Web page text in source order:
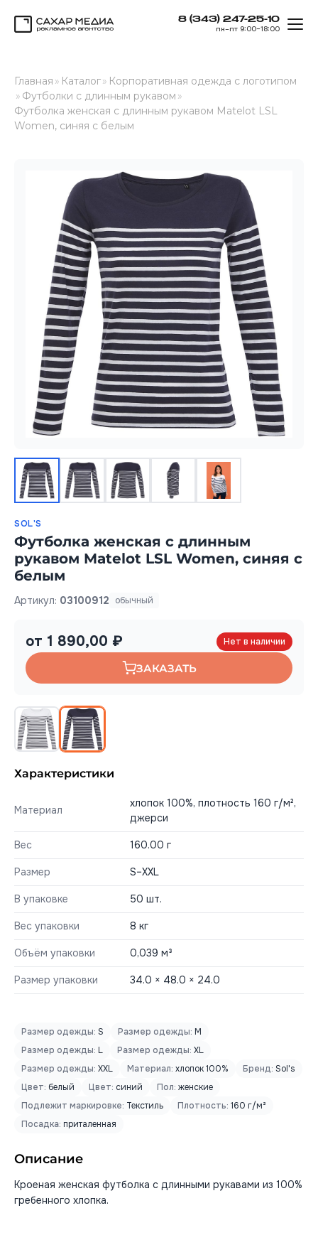
8 (343) 247-25-10
пн–пт 9:00–18:00
Главная » Каталог» Корпоративная одежда с логотипом
» Футболки с длинным рукавом »
Футболка женская с длинным рукавом Matelot LSL
Women, синяя с белым
SOL'S
Футболка женская с длинным
рукавом Matelot LSL Women, синяя с
белым
Артикул: 03100912 обычный
от 1 890,00 ₽ Нет в наличии
ЗАКАЗАТЬ
Характеристики
Материал
хлопок 100%, плотность 160 г/м²,
джерси
Вес 160.00 г
Размер S–ХXL
В упаковке 50 шт.
Вес упаковки 8 кг
Объём упаковки 0,039 м³
Размер упаковки 34.0 × 48.0 × 24.0
Размер одежды: S Размер одежды: M
Размер одежды: L Размер одежды: XL
Размер одежды: XXL Материал: хлопок 100% Бренд: Sol's
Цвет: белый Цвет: синий Пол: женские
Подлежит маркировке: Текстиль Плотность: 160 г/м²
Посадка: приталенная
Описание
Кроеная женская футболка с длинными рукавами из 100%
гребенного хлопка.